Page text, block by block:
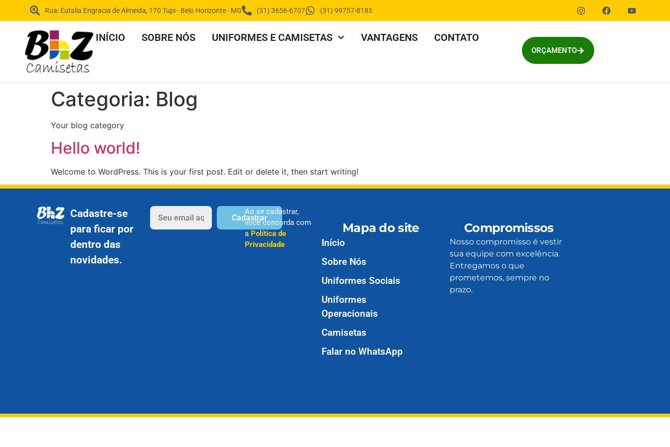
Rua: Eutalia Engracia de Almeida, 170 Tupi - Belo Horizonte - MG (31) 3656-6707 (31) 99757-8185
INÍCIO SOBRE NÓS UNIFORMES E CAMISETAS VANTAGENS CONTATO
ORÇAMENTO
Categoria: Blog
Your blog category
Hello world!
Welcome to WordPress. This is your first post. Edit or delete it, then start writing!
Cadastre-se
para ficar por
dentro das
novidades.
Cadastrar
Ao se cadastrar,
você concorda com
a Política de
Privacidade
Mapa do site
Início
Sobre Nós
Uniformes Sociais
Uniformes
Operacionais
Camisetas
Falar no WhatsApp
Compromissos
Nosso compromisso é vestir
sua equipe com excelência.
Entregamos o que
prometemos, sempre no
prazo.